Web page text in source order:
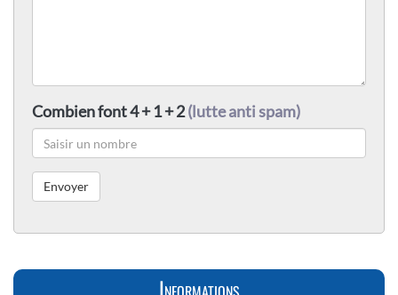
Combien font 4 + 1 + 2(lutte anti spam)
Informations